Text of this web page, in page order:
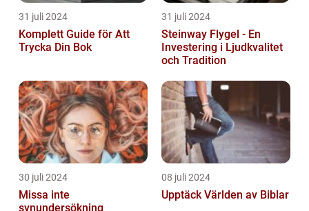
31 juli 2024
Komplett Guide för Att
Trycka Din Bok
31 juli 2024
Steinway Flygel - En
Investering i Ljudkvalitet
och Tradition
30 juli 2024
Missa inte
synundersökning
08 juli 2024
Upptäck Världen av Biblar